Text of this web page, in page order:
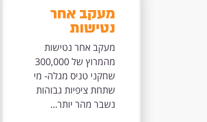
מעקב אחר
נטישות
מהמרוץ של
300,000
שחקני טניס
מגלה- מי
שתחת ציפיות
גבוהות נשבר
מעקב אחר נטישות
מהמרוץ של 300,000
שחקני טניס מגלה- מי
שתחת ציפיות גבוהות
נשבר מהר יותר...